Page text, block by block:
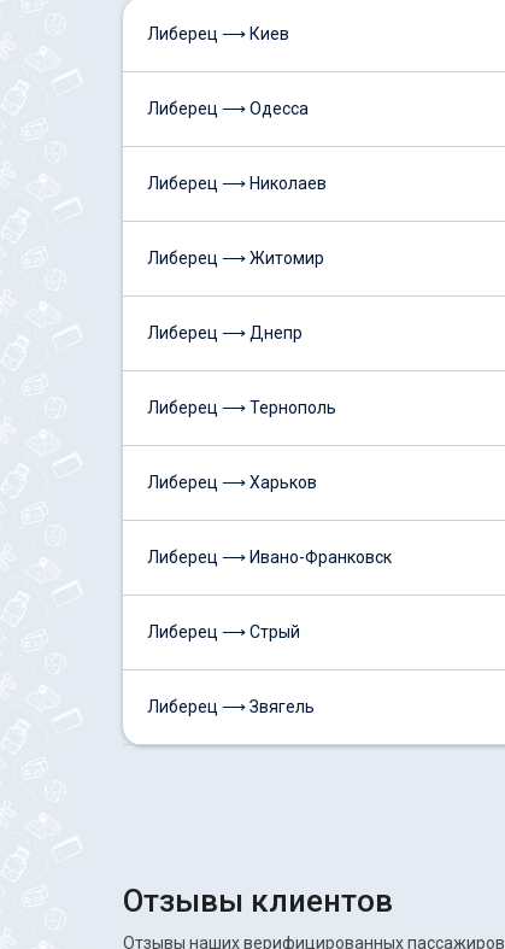
Либерец ⟶ Киев
Либерец ⟶ Одесса
Либерец ⟶ Николаев
Либерец ⟶ Житомир
Либерец ⟶ Днепр
Либерец ⟶ Тернополь
Либерец ⟶ Харьков
Либерец ⟶ Ивано-Франковск
Либерец ⟶ Стрый
Либерец ⟶ Звягель
Отзывы клиентов
Отзывы наших верифицированных пассажиров